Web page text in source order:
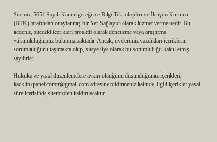
Sitemiz, 5651 Sayılı Kanun gereğince Bilgi Teknolojileri ve İletişim Kurumu
(BTK) tarafından onaylanmış bir Yer Sağlayıcı olarak hizmet vermektedir. Bu
nedenle, sitedeki içerikleri proaktif olarak denetleme veya araştırma
yükümlülüğümüz bulunmamaktadır. Ancak, üyelerimiz yazdıkları içeriklerin
sorumluluğunu taşımakta olup, siteye üye olarak bu sorumluluğu kabul etmiş
sayılırlar.
Hukuka ve yasal düzenlemelere aykırı olduğunu düşündüğünüz içerikleri,
backlinkpanelicomtr@gmail.com adresine bildirmeniz halinde, ilgili içerikler yasal
süre içerisinde sitemizden kaldırılacaktır.